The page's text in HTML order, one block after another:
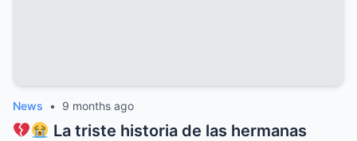
News • 9 months ago
La triste historia de las hermanas